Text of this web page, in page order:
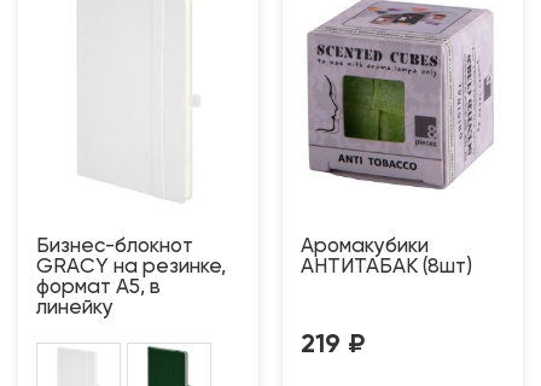
Бизнес-блокнот
GRACY на резинке,
формат А5, в
линейку
Аромакубики
АНТИТАБАК (8шт)
219 ₽